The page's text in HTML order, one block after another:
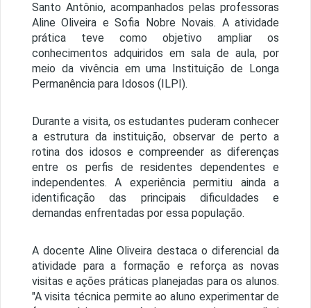
Santo Antônio, acompanhados pelas professoras
Aline Oliveira e Sofia Nobre Novais. A atividade
prática teve como objetivo ampliar os
conhecimentos adquiridos em sala de aula, por
meio da vivência em uma Instituição de Longa
Permanência para Idosos (ILPI).
Durante a visita, os estudantes puderam conhecer
a estrutura da instituição, observar de perto a
rotina dos idosos e compreender as diferenças
entre os perfis de residentes dependentes e
independentes. A experiência permitiu ainda a
identificação das principais dificuldades e
demandas enfrentadas por essa população.
A docente Aline Oliveira destaca o diferencial da
atividade para a formação e reforça as novas
visitas e ações práticas planejadas para os alunos.
"A visita técnica permite ao aluno experimentar de